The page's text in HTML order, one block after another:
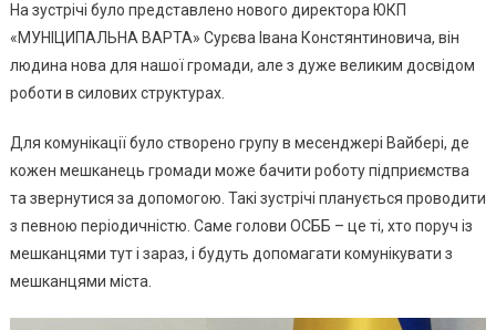
На зустрічі було представлено нового директора ЮКП
«МУНІЦИПАЛЬНА ВАРТА» Сурєва Івана Констянтиновича, він
людина нова для нашої громади, але з дуже великим досвідом
роботи в силових структурах.
Для комунікації було створено групу в месенджері Вайбері, де
кожен мешканець громади може бачити роботу підприємства
та звернутися за допомогою. Такі зустрічі планується проводити
з певною періодичністю. Саме голови ОСББ – це ті, хто поруч із
мешканцями тут і зараз, і будуть допомагати комунікувати з
мешканцями міста.